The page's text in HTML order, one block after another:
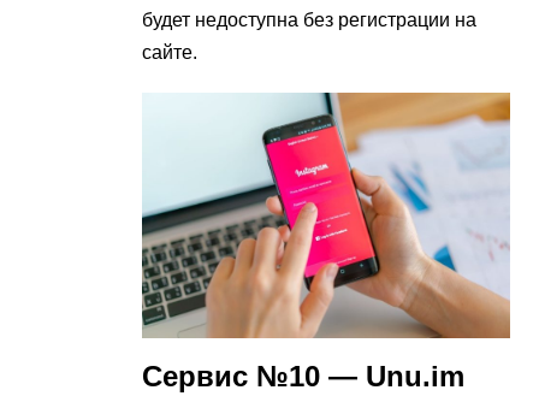
будет недоступна без регистрации на
сайте.
Сервис №10 — Unu.im